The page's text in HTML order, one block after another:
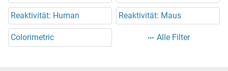
Reaktivität: Human Reaktivität: Maus
Colorimetric Alle Filter